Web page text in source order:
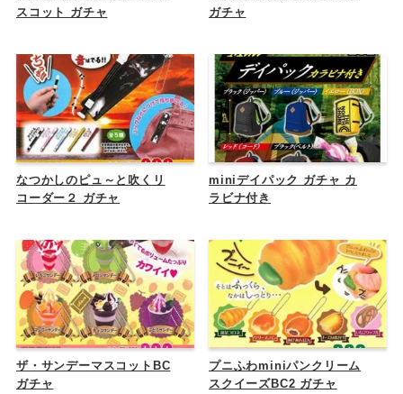
スコット ガチャ
ガチャ
なつかしのピュ～と吹くリ
コーダー２ ガチャ
miniデイパック ガチャ カ
ラビナ付き
ザ・サンデーマスコットBC
ガチャ
プニふわminiパンクリーム
スクイーズBC2 ガチャ